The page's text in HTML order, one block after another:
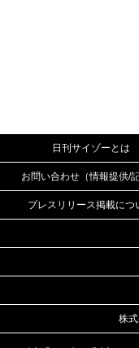
日刊サイゾーとは
お問い合わせ（情報提供/記
プレスリリース掲載につ
株